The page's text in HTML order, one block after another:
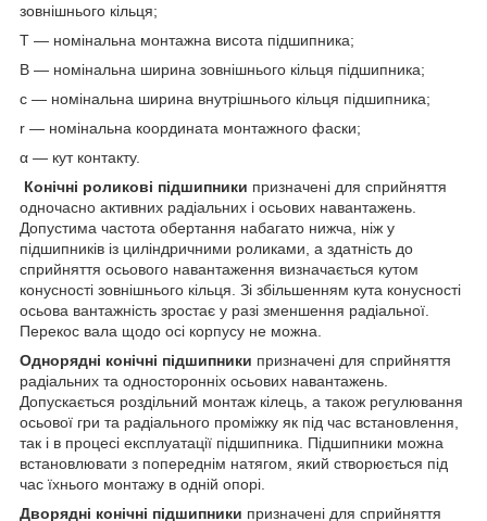
зовнішнього кільця;
T — номінальна монтажна висота підшипника;
B — номінальна ширина зовнішнього кільця підшипника;
c — номінальна ширина внутрішнього кільця підшипника;
r — номінальна координата монтажного фаски;
α — кут контакту.
Конічні роликові підшипники призначені для сприйняття
одночасно активних радіальних і осьових навантажень.
Допустима частота обертання набагато нижча, ніж у
підшипників із циліндричними роликами, а здатність до
сприйняття осьового навантаження визначається кутом
конусності зовнішнього кільця. Зі збільшенням кута конусності
осьова вантажність зростає у разі зменшення радіальної.
Перекос вала щодо осі корпусу не можна.
Однорядні конічні підшипники призначені для сприйняття
радіальних та односторонніх осьових навантажень.
Допускається роздільний монтаж кілець, а також регулювання
осьової гри та радіального проміжку як під час встановлення,
так і в процесі експлуатації підшипника. Підшипники можна
встановлювати з попереднім натягом, який створюється під
час їхнього монтажу в одній опорі.
Дворядні конічні підшипники призначені для сприйняття